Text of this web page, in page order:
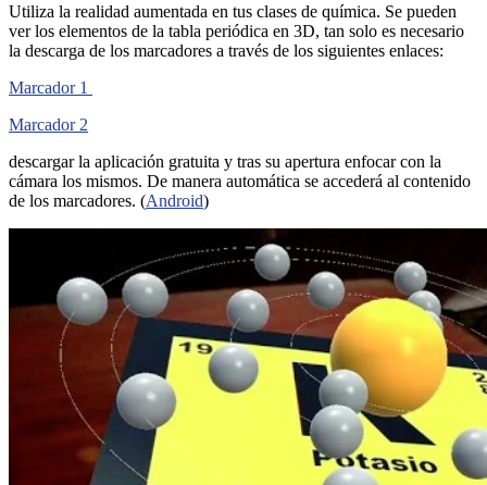
Utiliza la realidad aumentada en tus clases de química. Se pueden
ver los elementos de la tabla periódica en 3D, tan solo es necesario
la descarga de los marcadores a través de los siguientes enlaces:
Marcador 1
Marcador 2
descargar la aplicación gratuita y tras su apertura enfocar con la
cámara los mismos. De manera automática se accederá al contenido
de los marcadores. (Android)